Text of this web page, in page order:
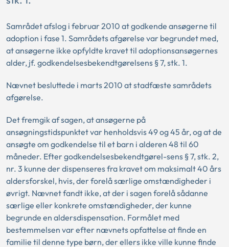
Samrådet afslog i februar 2010 at godkende ansøgerne til
adoption i fase 1. Samrådets afgørelse var begrundet med,
at ansøgerne ikke opfyldte kravet til adoptionsansøgernes
alder, jf. godkendelsesbekendtgørelsens § 7, stk. 1.
Nævnet besluttede i marts 2010 at stadfæste samrådets
afgørelse.
Det fremgik af sagen, at ansøgerne på
ansøgningstidspunktet var henholdsvis 49 og 45 år, og at de
ansøgte om godkendelse til et barn i alderen 48 til 60
måneder. Efter godkendelsesbekendtgørel-sens § 7, stk. 2,
nr. 3 kunne der dispenseres fra kravet om maksimalt 40 års
aldersforskel, hvis, der forelå særlige omstændigheder i
øvrigt. Nævnet fandt ikke, at der i sagen forelå sådanne
særlige eller konkrete omstændigheder, der kunne
begrunde en aldersdispensation. Formålet med
bestemmelsen var efter nævnets opfattelse at finde en
familie til denne type børn, der ellers ikke ville kunne finde